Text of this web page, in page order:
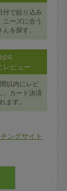
付で絞り込み
ーズに合う
を探す。
レビュー
以内にレビ
、カード決済
ます。
ングサイト